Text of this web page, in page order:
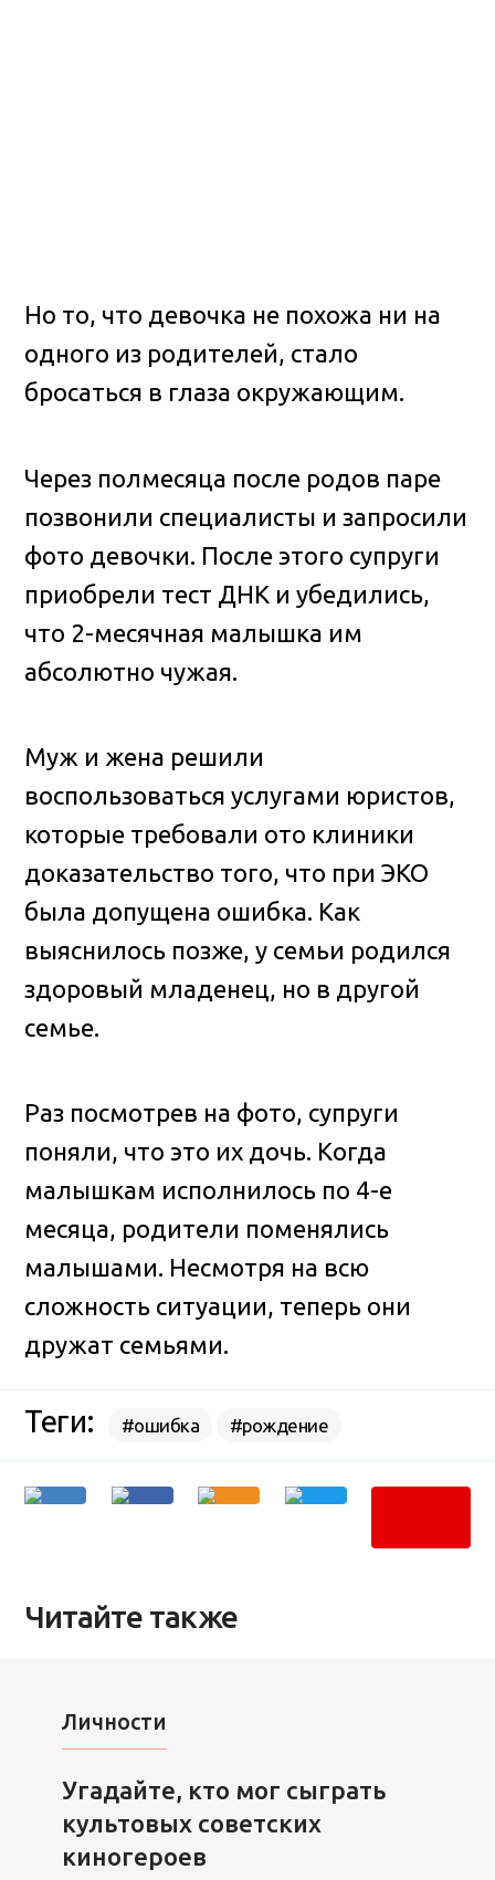
Но то, что девочка не похожа ни на
одного из родителей, стало
бросаться в глаза окружающим.
Через полмесяца после родов паре
позвонили специалисты и запросили
фото девочки. После этого супруги
приобрели тест ДНК и убедились,
что 2-месячная малышка им
абсолютно чужая.
Муж и жена решили
воспользоваться услугами юристов,
которые требовали ото клиники
доказательство того, что при ЭКО
была допущена ошибка. Как
выяснилось позже, у семьи родился
здоровый младенец, но в другой
семье.
Раз посмотрев на фото, супруги
поняли, что это их дочь. Когда
малышкам исполнилось по 4-е
месяца, родители поменялись
малышами. Несмотря на всю
сложность ситуации, теперь они
дружат семьями.
Теги: #ошибка #рождение
Читайте также
Личности
Угадайте, кто мог сыграть
культовых советских
киногероев